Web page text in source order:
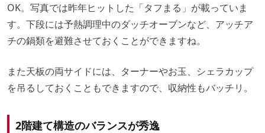
OK。写真では昨年ヒットした「タフまる」が載っていま
す。下段には予熱調理中のダッチオーブンなど、アッチア
チの鍋類を避難させておくことができますね。
また天板の両サイドには、ターナーやお玉、シェラカップ
を吊るしておくこともできますので、収納性もバッチリ。
2階建て構造のバランスが秀逸